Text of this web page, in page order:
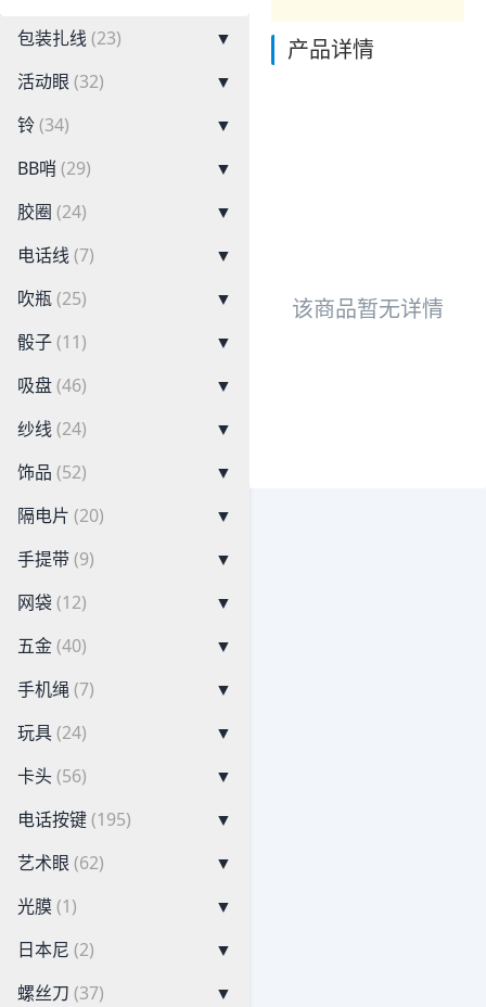
包装扎线(23)
▼
活动眼 (32)
▼
铃(34)
▼
BB哨 (29)
▼
胶圈 (24)
▼
电话线(7)
▼
吹瓶(25)
▼
骰子(11)
▼
吸盘(46)
▼
纱线(24)
▼
饰品 (52)
▼
隔电片 (20)
▼
手提带(9)
▼
网袋(12)
▼
五金(40)
▼
手机绳(7)
▼
玩具(24)
▼
卡头(56)
▼
电话按键(195)
▼
艺术眼 (62)
▼
光膜(1)
▼
日本尼 (2)
▼
螺丝刀 (37)
▼
产品详情
该商品暂无详情